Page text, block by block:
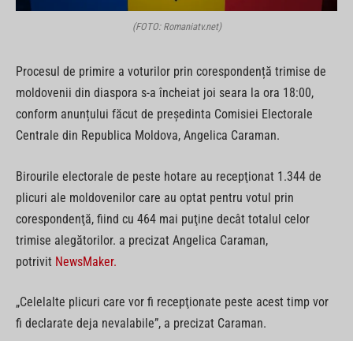
(FOTO: Romaniatv.net)
Procesul de primire a voturilor prin corespondență trimise de
moldovenii din diaspora s-a încheiat joi seara la ora 18:00,
conform anunțului făcut de președinta Comisiei Electorale
Centrale din Republica Moldova, Angelica Caraman.
Birourile electorale de peste hotare au recepţionat 1.344 de
plicuri ale moldovenilor care au optat pentru votul prin
corespondenţă, fiind cu 464 mai puţine decât totalul celor
trimise alegătorilor. a precizat Angelica Caraman,
potrivit NewsMaker.
„Celelalte plicuri care vor fi recepţionate peste acest timp vor
fi declarate deja nevalabile”, a precizat Caraman.